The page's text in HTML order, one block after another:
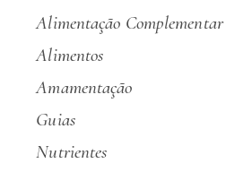
Alimentação Complementar
Alimentos
Amamentação
Guias
Nutrientes